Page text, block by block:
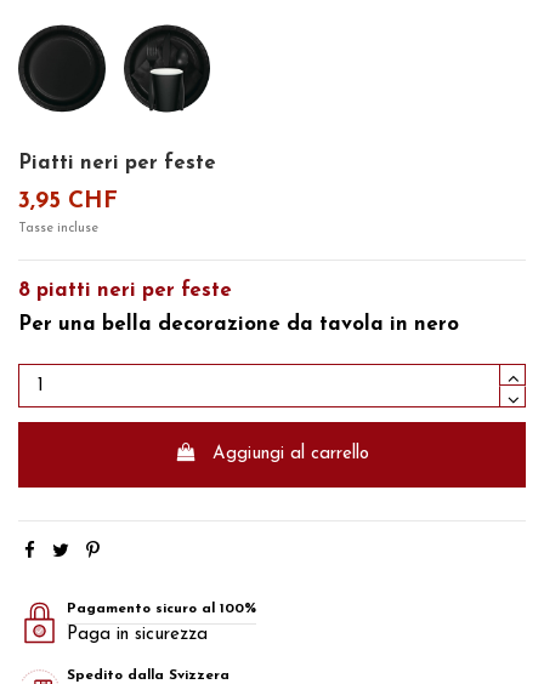
Piatti neri per feste
3,95 CHF
Tasse incluse
8 piatti neri per feste
Per una bella decorazione da tavola in nero
Aggiungi al carrello
Pagamento sicuro al 100%
Paga in sicurezza
Spedito dalla Svizzera